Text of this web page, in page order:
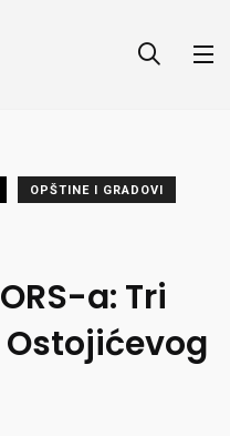
OPŠTINE I GRADOVI
a: Tri